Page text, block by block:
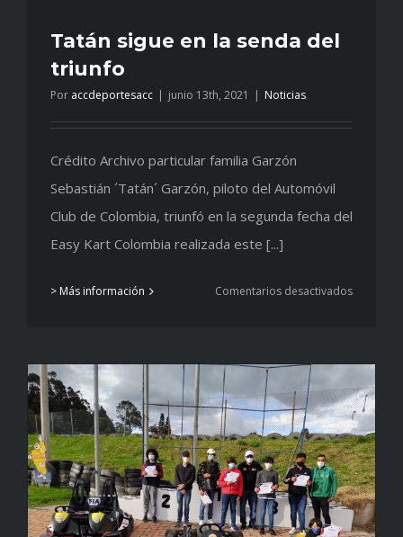
Tatán sigue en la senda del
triunfo
Por accdeportesacc | junio 13th, 2021 | Noticias
Crédito Archivo particular familia Garzón
Sebastián ´Tatán´ Garzón, piloto del Automóvil
Club de Colombia, triunfó en la segunda fecha del
Easy Kart Colombia realizada este [...]
> Más información Comentarios desactivadosen
senda
del
triunfo